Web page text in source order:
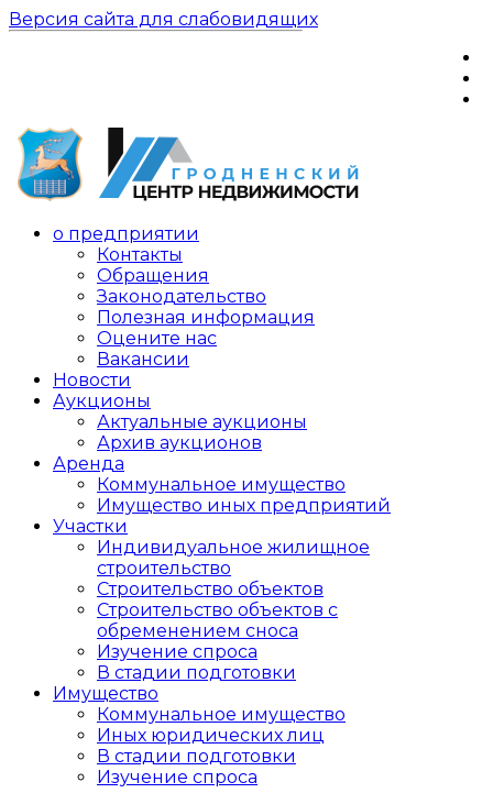
Версия сайта для слабовидящих
о предприятии
Контакты
Обращения
Законодательство
Полезная информация
Оцените нас
Вакансии
Новости
Аукционы
Актуальные аукционы
Архив аукционов
Аренда
Коммунальное имущество
Имущество иных предприятий
Участки
Индивидуальное жилищное
строительство
Строительство объектов
Cтроительство объектов с
обременением сноса
Изучение спроса
В стадии подготовки
Имущество
Коммунальное имущество
Иных юридических лиц
В стадии подготовки
Изучение спроса